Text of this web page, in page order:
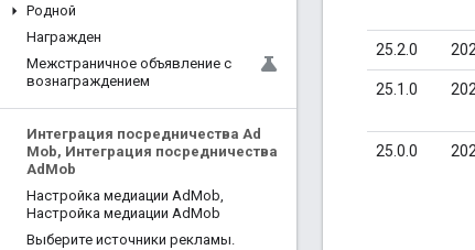
Родной
Награжден
Межстраничное объявление с
вознаграждением
Интеграция посредничества Ad
Mob, Интеграция посредничества
Ad Mob
Настройка медиации AdMob,
Настройка медиации AdMob
Выберите источники рекламы.
25.2.0
25.1.0
25.0.0